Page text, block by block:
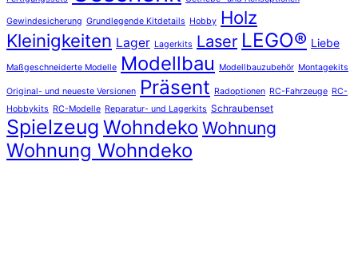
Gewindesicherung Grundlegende Kitdetails Hobby Holz
Kleinigkeiten Lager Lagerkits Laser LEGO® Liebe
Maßgeschneiderte Modelle Modellbau Modellbauzubehör Montagekits
Original- und neueste Versionen Präsent Radoptionen RC-Fahrzeuge RC-
Hobbykits RC-Modelle Reparatur- und Lagerkits Schraubenset
Spielzeug Wohndeko Wohnung
Wohnung Wohndeko